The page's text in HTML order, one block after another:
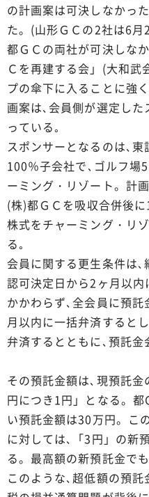
の計画案は可決しなかっ
た。(山形ＧＣの2社は6月
都ＧＣの両社が可決しな
Ｃを再建する会」(大和武
プの傘下に入ることに強
画案は､会員側が選定し
っている｡
スポンサーとなるのは､
100％子会社で､ゴルフ場
ーミング・リゾート。計
(株)都ＧＣを吸収合併後
株式をチャーミング・リ
る｡
会員に関する更生条件は
認可決定日から2ヶ月以
かかわらず､全会員に預
月以内に一括弁済すると
弁済するとともに､預託金
その預託金額は､現預託
円につき1円」となる。
い預託金額は30万円。こ
に対しては､「3円」の新
る。最高額の新預託金で
このような､超低額の預